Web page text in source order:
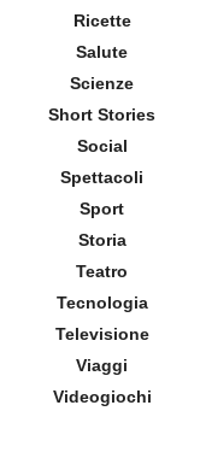
Ricette
Salute
Scienze
Short Stories
Social
Spettacoli
Sport
Storia
Teatro
Tecnologia
Televisione
Viaggi
Videogiochi